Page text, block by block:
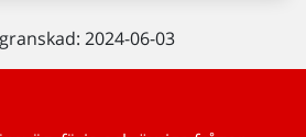
2024-06-03